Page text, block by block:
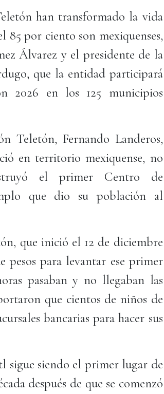
han transformado la vida
85 por ciento son mexiquenses,
Álvarez y el presidente de la
que la entidad participará
2026 en los 125 municipios
Teletón, Fernando Landeros,
en territorio mexiquense, no
el primer Centro de
que dio su población al
que inició el 12 de diciembre
pesos para levantar ese primer
pasaban y no llegaban las
que cientos de niños de
bancarias para hacer sus
sigue siendo el primer lugar de
después de que se comenzó